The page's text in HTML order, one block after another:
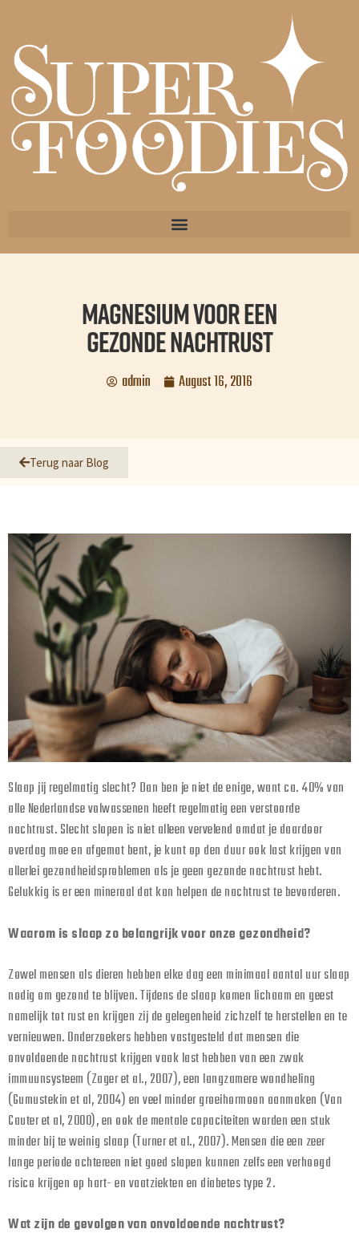
Magnesium voor een
gezonde nachtrust
admin August 16, 2016
Terug naar Blog
Slaap jij regelmatig slecht? Dan ben je niet de enige, want ca. 40% van
alle Nederlandse volwassenen heeft regelmatig een verstoorde
nachtrust. Slecht slapen is niet alleen vervelend omdat je daardoor
overdag moe en afgemat bent, je kunt op den duur ook last krijgen van
allerlei gezondheidsproblemen als je geen gezonde nachtrust hebt.
Gelukkig is er een mineraal dat kan helpen de nachtrust te bevorderen.
Waarom is slaap zo belangrijk voor onze gezondheid?
Zowel mensen als dieren hebben elke dag een minimaal aantal uur slaap
nodig om gezond te blijven. Tijdens de slaap komen lichaam en geest
namelijk tot rust en krijgen zij de gelegenheid zichzelf te herstellen en te
vernieuwen. Onderzoekers hebben vastgesteld dat mensen die
onvoldoende nachtrust krijgen vaak last hebben van een zwak
immuunsysteem (Zager et al., 2007), een langzamere wondheling
(Gumustekin et al, 2004) en veel minder groeihormoon aanmaken (Van
Cauter et al, 2000), en ook de mentale capaciteiten worden een stuk
minder bij te weinig slaap (Turner et al., 2007). Mensen die een zeer
lange periode achtereen niet goed slapen kunnen zelfs een verhoogd
risico krijgen op hart- en vaatziekten en diabetes type 2.
Wat zijn de gevolgen van onvoldoende nachtrust?